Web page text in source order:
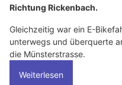
Richtung Rickenbach.
Gleichzeitig war ein E-
unterwegs und überquerte
die Münsterstrasse.
Weiterlesen